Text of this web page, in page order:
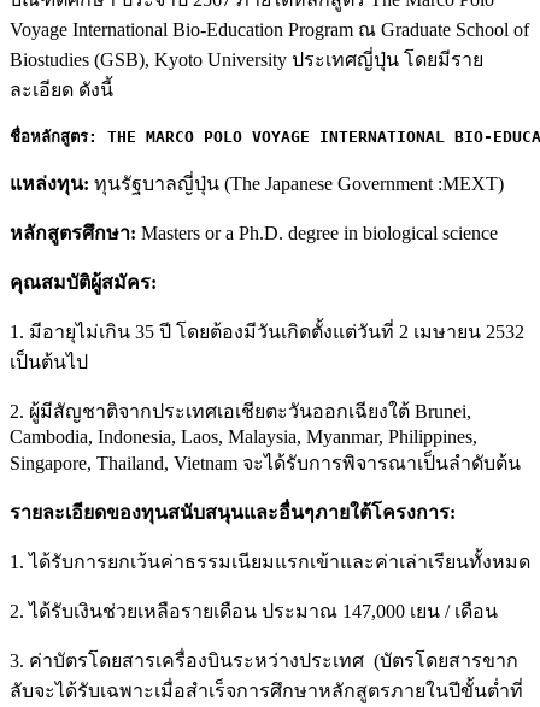
Voyage International Bio-Education Program ณ Graduate School of
Biostudies (GSB), Kyoto University ประเทศญี่ปุ่น โดยมีราย
ละเอียด ดังนี้
ชื่อหลักสูตร: THE MARCO POLO VOYAGE INTERNATIONAL BIO-
แหล่งทุน: ทุนรัฐบาลญี่ปุ่น (The Japanese Government :MEXT)
หลักสูตรศึกษา: Masters or a Ph.D. degree in biological science
คุณสมบัติผู้สมัคร:
1. มีอายุไม่เกิน 35 ปี โดยต้องมีวันเกิดตั้งแต่วันที่ 2 เมษายน 2532
เป็นต้นไป
2. ผู้มีสัญชาติจากประเทศเอเชียตะวันออกเฉียงใต้ Brunei,
Cambodia, Indonesia, Laos, Malaysia, Myanmar, Philippines,
Singapore, Thailand, Vietnam จะได้รับการพิจารณาเป็นลำดับต้น
รายละเอียดของทุนสนับสนุนและอื่นๆภายใต้โครงการ:
1. ได้รับการยกเว้นค่าธรรมเนียมแรกเข้าและค่าเล่าเรียนทั้งหมด
2. ได้รับเงินช่วยเหลือรายเดือน ประมาณ 147,000 เยน / เดือน
3. ค่าบัตรโดยสารเครื่องบินระหว่างประเทศ (บัตรโดยสารขาก
ลับจะได้รับเฉพาะเมื่อสำเร็จการศึกษาหลักสูตรภายในปีขั้นต่ำที่